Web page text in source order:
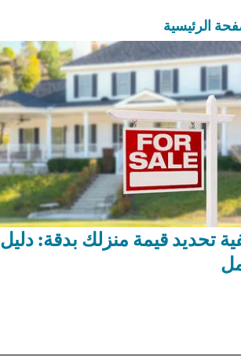
الرئيسية
تحديد قيمة منزلك بدقة: دليل